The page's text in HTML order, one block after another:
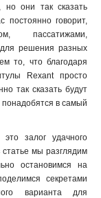
они так сказать
говорит,
пассатижами,
решения разных
то, что благодаря
Rexant просто
так сказать будут
понадобятся в самый
залог удачного
мы разглядим
остановимся на
секретами
варианта для